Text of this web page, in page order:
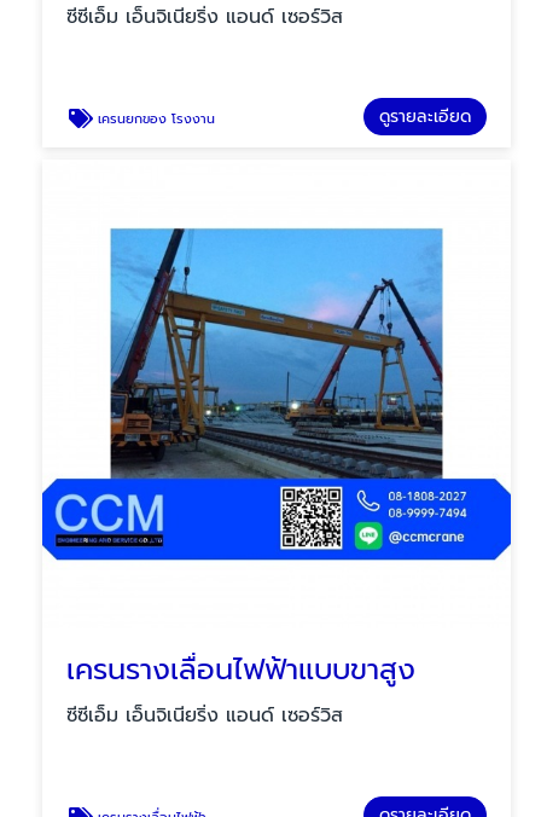
ซีซีเอ็ม เอ็นจิเนียริ่ง แอนด์ เซอร์วิส
เครนยกของ โรงงาน ดูรายละเอียด
เครนรางเลื่อนไฟฟ้าแบบขาสูง
ซีซีเอ็ม เอ็นจิเนียริ่ง แอนด์ เซอร์วิส